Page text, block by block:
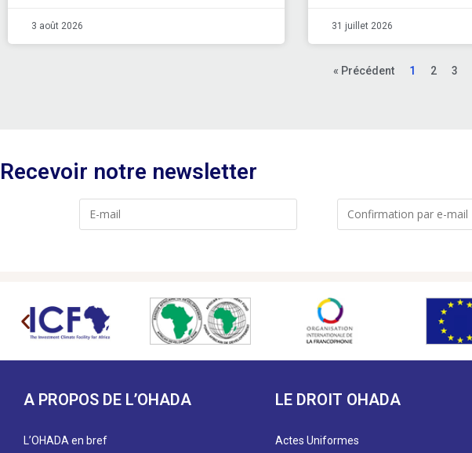
3 août 2026 31 juillet 2026
« Précédent 1 2 3
Recevoir notre newsletter
A PROPOS DE L’OHADA
L’OHADA en bref
LE DROIT OHADA
Actes Uniformes